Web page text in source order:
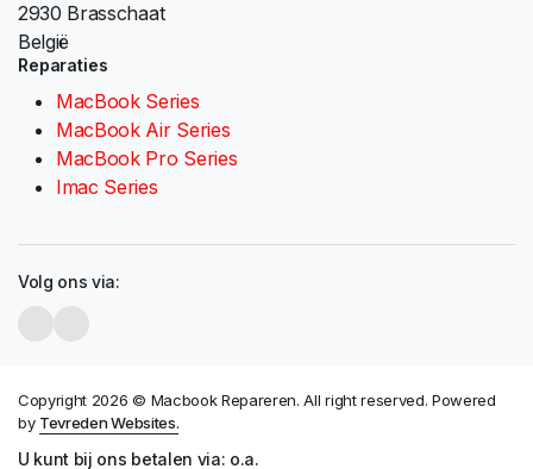
2930 Brasschaat
België
Reparaties
MacBook Series
MacBook Air Series
MacBook Pro Series
Imac Series
Volg ons via:
Copyright 2026 © Macbook Repareren. All right reserved. Powered
by Tevreden Websites.
U kunt bij ons betalen via: o.a.